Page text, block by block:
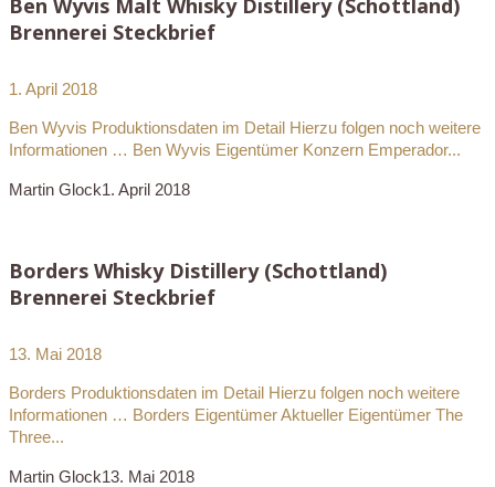
Ben Wyvis Malt Whisky Distillery (Schottland)
Brennerei Steckbrief
1. April 2018
Ben Wyvis Produktionsdaten im Detail Hierzu folgen noch weitere
Informationen … Ben Wyvis Eigentümer Konzern Emperador...
Martin Glock1. April 2018
Borders Whisky Distillery (Schottland)
Brennerei Steckbrief
13. Mai 2018
Borders Produktionsdaten im Detail Hierzu folgen noch weitere
Informationen … Borders Eigentümer Aktueller Eigentümer The
Three...
Martin Glock13. Mai 2018